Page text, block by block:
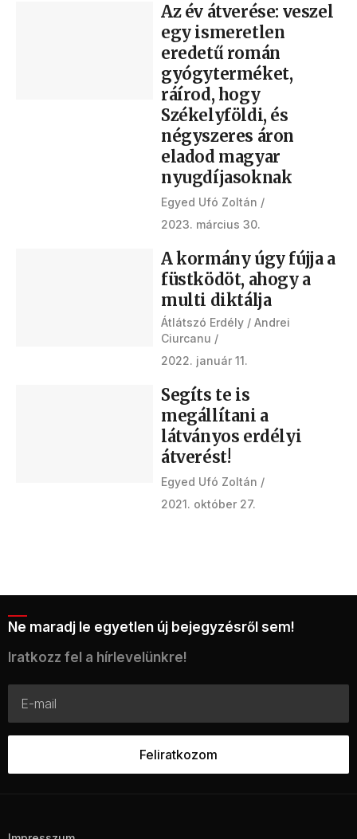
Az év átverése: veszel
egy ismeretlen
eredetű román
gyógyterméket,
ráírod, hogy
Székelyföldi, és
négyszeres áron
eladod magyar
nyugdíjasoknak
Egyed Ufó Zoltán
2023. március 30.
A kormány úgy fújja a
füstködöt, ahogy a
multi diktálja
Átlátszó Erdély
Andrei
Ciurcanu
2022. január 11.
Segíts te is
megállítani a
látványos erdélyi
átverést!
Egyed Ufó Zoltán
2021. október 27.
Ne maradj le egyetlen új bejegyzésről sem!
Iratkozz fel a hírlevelünkre!